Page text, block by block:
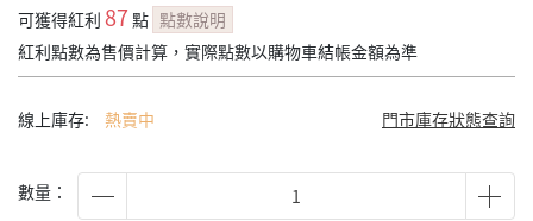
可獲得紅利 87點 點數說明
紅利點數為售價計算，實際點數以購物車結帳金額為準
線上庫存: 熱賣中 門市庫存狀態查詢
數量：